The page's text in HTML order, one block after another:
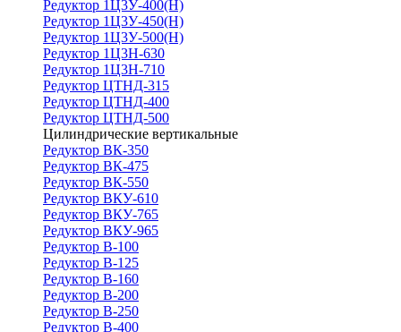
Редуктор 1Ц3У-400(Н)
Редуктор 1Ц3У-450(Н)
Редуктор 1Ц3У-500(Н)
Редуктор 1Ц3Н-630
Редуктор 1Ц3Н-710
Редуктор ЦТНД-315
Редуктор ЦТНД-400
Редуктор ЦТНД-500
Цилиндрические вертикальные
Редуктор ВК-350
Редуктор ВК-475
Редуктор ВК-550
Редуктор ВКУ-610
Редуктор ВКУ-765
Редуктор ВКУ-965
Редуктор В-100
Редуктор В-125
Редуктор В-160
Редуктор В-200
Редуктор В-250
Редуктор В-400